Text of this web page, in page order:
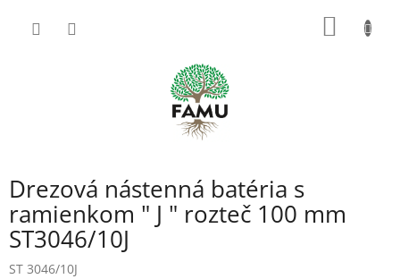
Drezová nástenná batéria s
ramienkom " J " rozteč 100 mm
ST3046/10J
ST 3046/10J